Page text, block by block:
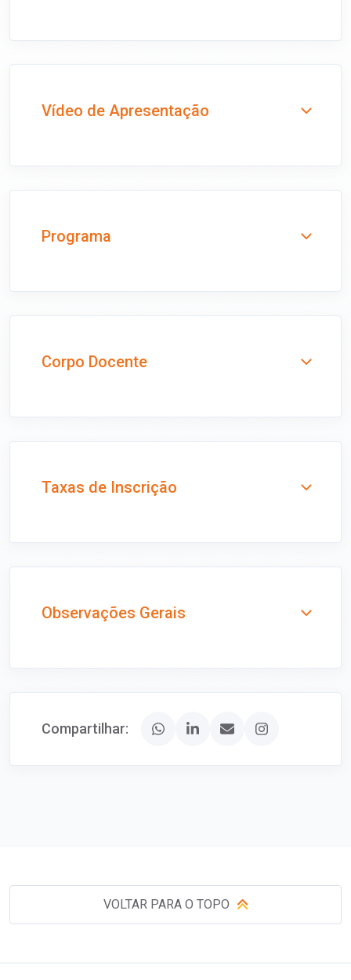
Vídeo de Apresentação
Programa
Corpo Docente
Taxas de Inscrição
Observações Gerais
Compartilhar:
VOLTAR PARA O TOPO